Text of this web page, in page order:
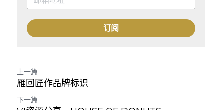
订阅
上一篇
雁回匠作品牌标识
下一篇